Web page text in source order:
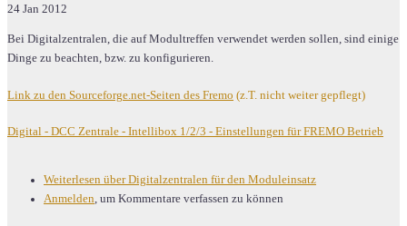
24 Jan 2012
Bei Digitalzentralen, die auf Modultreffen verwendet werden sollen, sind einige
Dinge zu beachten, bzw. zu konfigurieren.
Link zu den Sourceforge.net-Seiten des Fremo (z.T. nicht weiter gepflegt)
Digital - DCC Zentrale - Intellibox 1/2/3 - Einstellungen für FREMO Betrieb
Weiterlesen über Digitalzentralen für den Moduleinsatz
Anmelden , um Kommentare verfassen zu können